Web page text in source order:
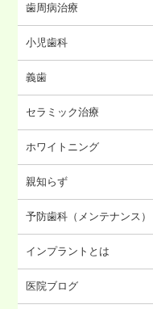
歯周病治療
小児歯科
義歯
セラミック治療
ホワイトニング
親知らず
予防歯科（メンテナンス）
インプラントとは
医院ブログ